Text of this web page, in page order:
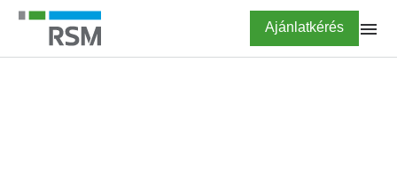
Ugrás
tartalomra
Highlighted
Ajánlatkérés